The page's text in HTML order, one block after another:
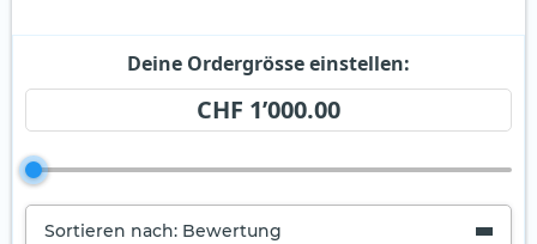
Deine Ordergrösse einstellen:
CHF 1’000.00
Sortieren nach: Bewertung